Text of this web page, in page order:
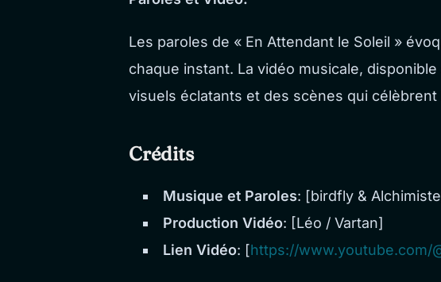
Les paroles de « En Attendant le Soleil »
chaque instant. La vidéo musicale,
visuels éclatants et des scènes qui célèbrent
Crédits
Musique et Paroles: [birdfly &
Production Vidéo: [Léo / Vartan]
Lien Vidéo: [https://www.youtube.com/